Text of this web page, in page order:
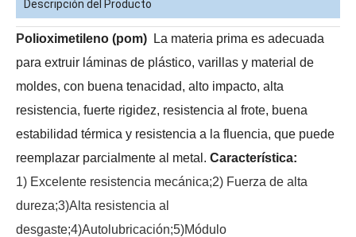
Acetato de vinilo líquido de fábrica de grado industrial 99% acetato de vinilo de fábrica de grado industrial
Descripción del Producto
Polioximetileno (pom) La materia prima es adecuada
para extruir láminas de plástico, varillas y material de
moldes, con buena tenacidad, alto impacto, alta
resistencia, fuerte rigidez, resistencia al frote, buena
estabilidad térmica y resistencia a la fluencia, que puede
reemplazar parcialmente al metal. Característica:
1) Excelente resistencia mecánica;2) Fuerza de alta
dureza;3)Alta resistencia al
desgaste;4)Autolubricación;5)Módulo